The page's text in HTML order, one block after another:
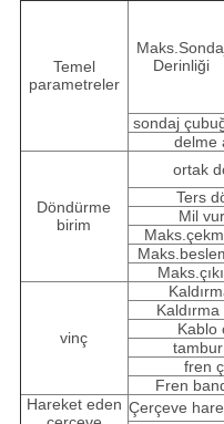
Temel
parametreler
Derinliği
sondaj
delme
Döndürme
birim
ortak
Ters
Mil
vinç
Kablo
tambur
fren
Fren
Hareket eden Çerçeve